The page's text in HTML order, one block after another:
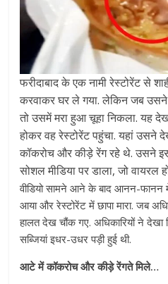
फरीदाबाद के एक नामी रेस्टोरेंट से
करवाकर घर ले गया. लेकिन जब उसने
तो उसमें मरा हुआ चूहा निकला. यह
होकर वह रेस्टोरेंट पहुंचा. यहां उसने
कॉकरोच और कीड़े रेंग रहे थे. उसने
सोशल मीडिया पर डाला, जो वायरल
वीडियो सामने आने के बाद आनन-फानन
आया और रेस्टोरेंट में छापा मारा. जब
हालत देख चौंक गए. अधिकारियों ने देखा
सब्जियां इधर-उधर पड़ी हुई थी.
आटे में कॉकरोच और कीड़े रेंगते मिले…